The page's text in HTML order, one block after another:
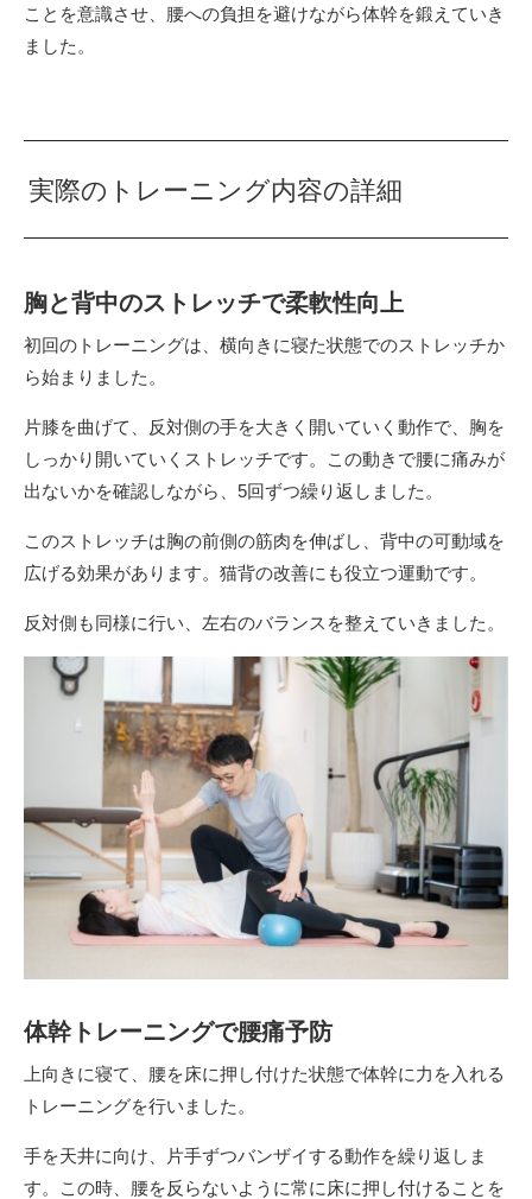
ことを意識させ、腰への負担を避けながら体幹を鍛えていき
ました。
実際のトレーニング内容の詳細
胸と背中のストレッチで柔軟性向上
初回のトレーニングは、横向きに寝た状態でのストレッチか
ら始まりました。
片膝を曲げて、反対側の手を大きく開いていく動作で、胸を
しっかり開いていくストレッチです。この動きで腰に痛みが
出ないかを確認しながら、5回ずつ繰り返しました。
このストレッチは胸の前側の筋肉を伸ばし、背中の可動域を
広げる効果があります。猫背の改善にも役立つ運動です。
反対側も同様に行い、左右のバランスを整えていきました。
体幹トレーニングで腰痛予防
上向きに寝て、腰を床に押し付けた状態で体幹に力を入れる
トレーニングを行いました。
手を天井に向け、片手ずつバンザイする動作を繰り返しま
す。この時、腰を反らないように常に床に押し付けることを